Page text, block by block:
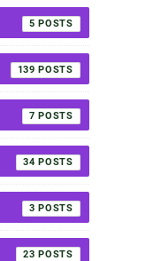
5
139
7
34
3
23